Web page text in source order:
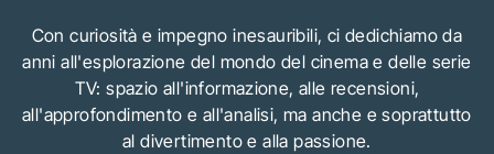
Con curiosità e impegno inesauribili, ci dedichiamo da
anni all'esplorazione del mondo del cinema e delle serie
TV: spazio all'informazione, alle recensioni,
all'approfondimento e all'analisi, ma anche e soprattutto
al divertimento e alla passione.